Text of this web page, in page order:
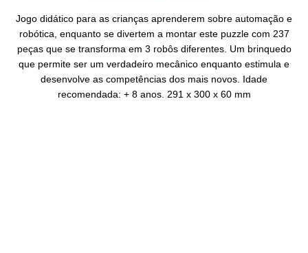
Jogo didático para as crianças aprenderem sobre automação e
robótica, enquanto se divertem a montar este puzzle com 237
peças que se transforma em 3 robôs diferentes. Um brinquedo
que permite ser um verdadeiro mecânico enquanto estimula e
desenvolve as competências dos mais novos. Idade
recomendada: + 8 anos. 291 x 300 x 60 mm